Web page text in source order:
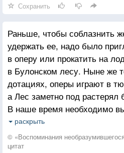
Как прояснились небеса!
Туман рассеялся повсюду
Иду, слегка прикрыв глаза,
Иду, сама подобна чуду.
Растения на всем пути
Полны высокого призвания.
О, мой любимый, погоди,
Не прерывай очарования!
Сохранить
Раньше, чтобы соблазнить
удержать ее, надо было
в оперу или прокатить на
в Булонском лесу. Ныне же
дотациях, оперы играют в
а Лес заметно под растерял
В наше время необходимо
Рестораном. Вы вынуждены
вашего сердца жует телячьи
ваших грез решает, съесть
раскрыть
© «Воспоминания
цитат